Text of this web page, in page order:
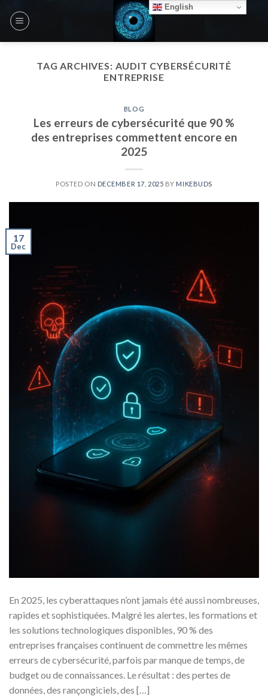
TAG ARCHIVES: AUDIT CYBERSÉCURITÉ
ENTREPRISE
BLOG
Les erreurs de cybersécurité que 90 %
des entreprises commettent encore en
2025
POSTED ON DECEMBER 17, 2025 BY MIKEBUDS
17
Dec
En 2025, les cyberattaques n’ont jamais été aussi nombreuses,
rapides et sophistiquées. Malgré les alertes, les formations et
les solutions technologiques disponibles, 90 % des
entreprises françaises continuent de commettre les mêmes
erreurs de cybersécurité, parfois par manque de temps, de
budget ou de connaissances. Le résultat : des pertes de
données, des rançongiciels, des […]
English